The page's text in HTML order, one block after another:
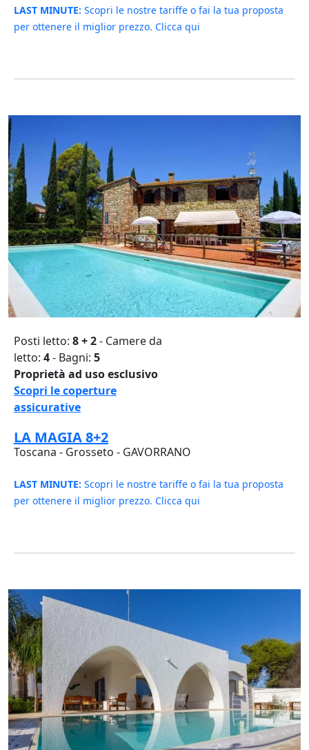
LAST MINUTE: Scopri le nostre tariffe o fai la tua proposta
per ottenere il miglior prezzo. Clicca qui
Posti letto: 8 + 2- Camere da
letto: 4- Bagni: 5
Proprietà ad uso esclusivo
Scopri le coperture
assicurative
LA MAGIA 8+2
Toscana - Grosseto - GAVORRANO
LAST MINUTE: Scopri le nostre tariffe o fai la tua proposta
per ottenere il miglior prezzo. Clicca qui